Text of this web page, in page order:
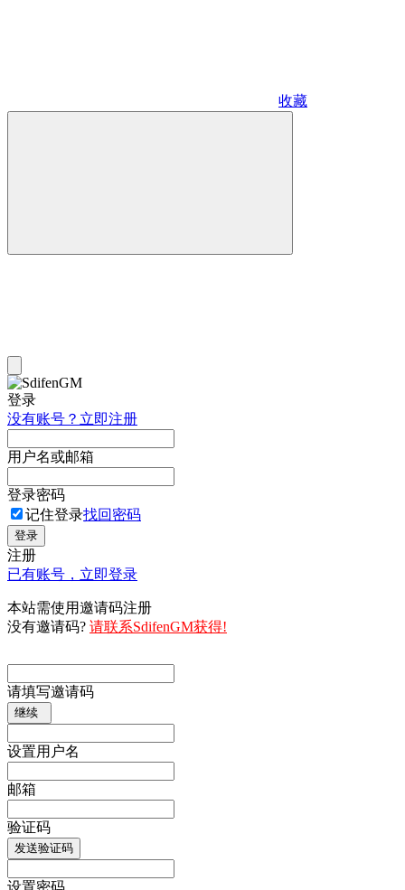
收藏
登录
没有账号？立即注册
用户名或邮箱
登录密码
记住登录找回密码
登录
注册
已有账号，立即登录
本站需使用邀请码注册
没有邀请码? 请联系SdifenGM获得!
请填写邀请码
继续
设置用户名
邮箱
验证码
发送验证码